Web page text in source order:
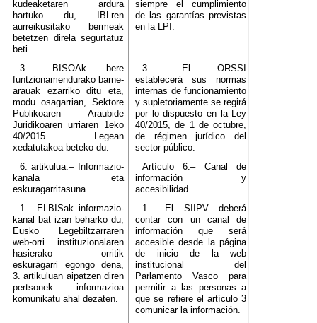
kudeaketaren ardura
hartuko du, IBLren
aurreikusitako bermeak
betetzen direla segurtatuz
beti.
siempre el cumplimiento
de las garantías previstas
en la LPI.
3.– BISOAk bere
funtzionamendurako barne-
arauak ezarriko ditu eta,
modu osagarrian, Sektore
Publikoaren Araubide
Juridikoaren urriaren 1eko
40/2015 Legean
xedatutakoa beteko du.
3.– El ORSSI
establecerá sus normas
internas de funcionamiento
y supletoriamente se regirá
por lo dispuesto en la Ley
40/2015, de 1 de octubre,
de régimen jurídico del
sector público.
6. artikulua.– Informazio-
kanala eta
eskuragarritasuna.
Artículo 6.– Canal de
información y
accesibilidad.
1.– ELBISak informazio-
kanal bat izan beharko du,
Eusko Legebiltzarraren
web-orri instituzionalaren
hasierako orritik
eskuragarri egongo dena,
3. artikuluan aipatzen diren
pertsonek informazioa
komunikatu ahal dezaten.
1.– El SIIPV deberá
contar con un canal de
información que será
accesible desde la página
de inicio de la web
institucional del
Parlamento Vasco para
permitir a las personas a
que se refiere el artículo 3
comunicar la información.